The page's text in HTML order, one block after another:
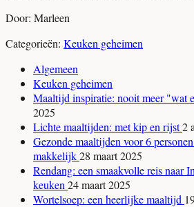
Door: Marleen
Categorieën: Keuken geheimen
Algemeen
Keuken geheimen
Maaltijd inspiratie: nooit meer "wat
2025
Lichte maaltijden: met kip en rijst2
Gezonde maaltijden voor 6
makkelijk28 maart 2025
Rendang: een smaakvolle reis naar
keuken 24 maart 2025
Wortelsoep: een heerlijke maaltijd